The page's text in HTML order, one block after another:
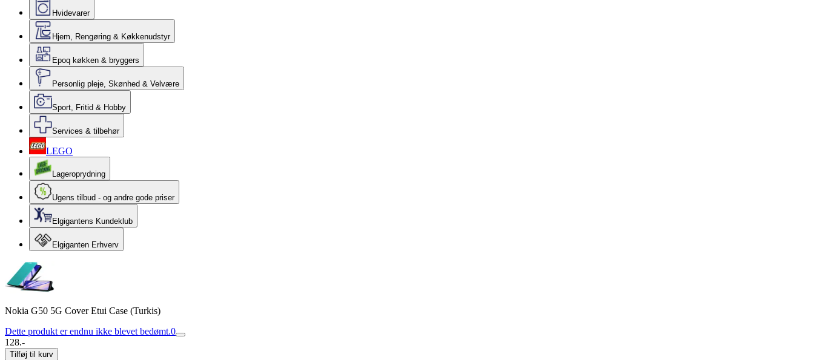
Hvidevarer
Hjem, Rengøring & Køkkenudstyr
Epoq køkken & bryggers
Personlig pleje, Skønhed & Velvære
Sport, Fritid & Hobby
Services & tilbehør
LEGO
Lageroprydning
Ugens tilbud - og andre gode priser
Elgigantens Kundeklub
Elgiganten Erhverv
Nokia G50 5G Cover Etui Case (Turkis)
Dette produkt er endnu ikke blevet bedømt.0
128.-
Tilføj til kurv